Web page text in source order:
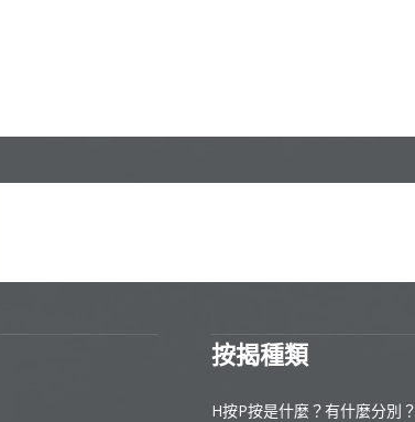
按揭種類
H按P按是什麼？有什麼分別？